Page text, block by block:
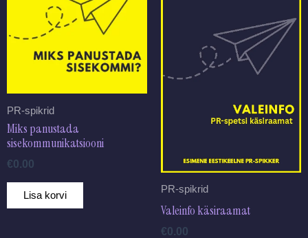
PR-spikrid
Miks panustada
sisekommunikatsiooni
€0.00
Lisa korvi
PR-spikrid
Valeinfo käsiraamat
€0.00